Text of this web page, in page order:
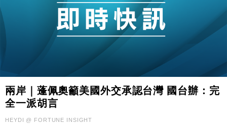
兩岸｜蓬佩奧籲美國外交承認台灣 國台辦：完
全一派胡言
HEYDI @ FORTUNE INSIGHT